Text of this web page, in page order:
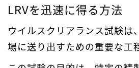
LRVを迅速に得る方法
ウイルスクリアランス試験は
場に送り出すための重要な工